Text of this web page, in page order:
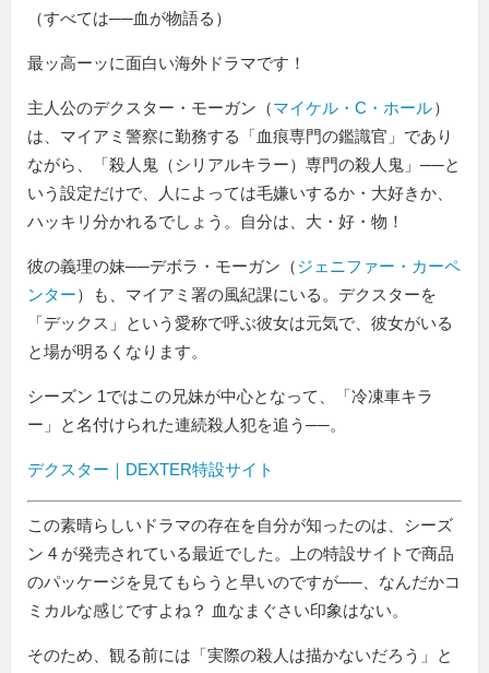
（すべては──血が物語る）
最ッ高ーッに面白い海外ドラマです！
主人公のデクスター・モーガン（マイケル・C・ホール）
は、マイアミ警察に勤務する「血痕専門の鑑識官」であり
ながら、「殺人鬼（シリアルキラー）専門の殺人鬼」──と
いう設定だけで、人によっては毛嫌いするか・大好きか、
ハッキリ分かれるでしょう。自分は、大・好・物！
彼の義理の妹──デボラ・モーガン（ジェニファー・カーペ
ンター）も、マイアミ署の風紀課にいる。デクスターを
「デックス」という愛称で呼ぶ彼女は元気で、彼女がいる
と場が明るくなります。
シーズン 1ではこの兄妹が中心となって、「冷凍車キラ
ー」と名付けられた連続殺人犯を追う──。
デクスター｜DEXTER特設サイト
この素晴らしいドラマの存在を自分が知ったのは、シーズ
ン 4 が発売されている最近でした。上の特設サイトで商品
のパッケージを見てもらうと早いのですが──、なんだかコ
ミカルな感じですよね？ 血なまぐさい印象はない。
そのため、観る前には「実際の殺人は描かないだろう」と